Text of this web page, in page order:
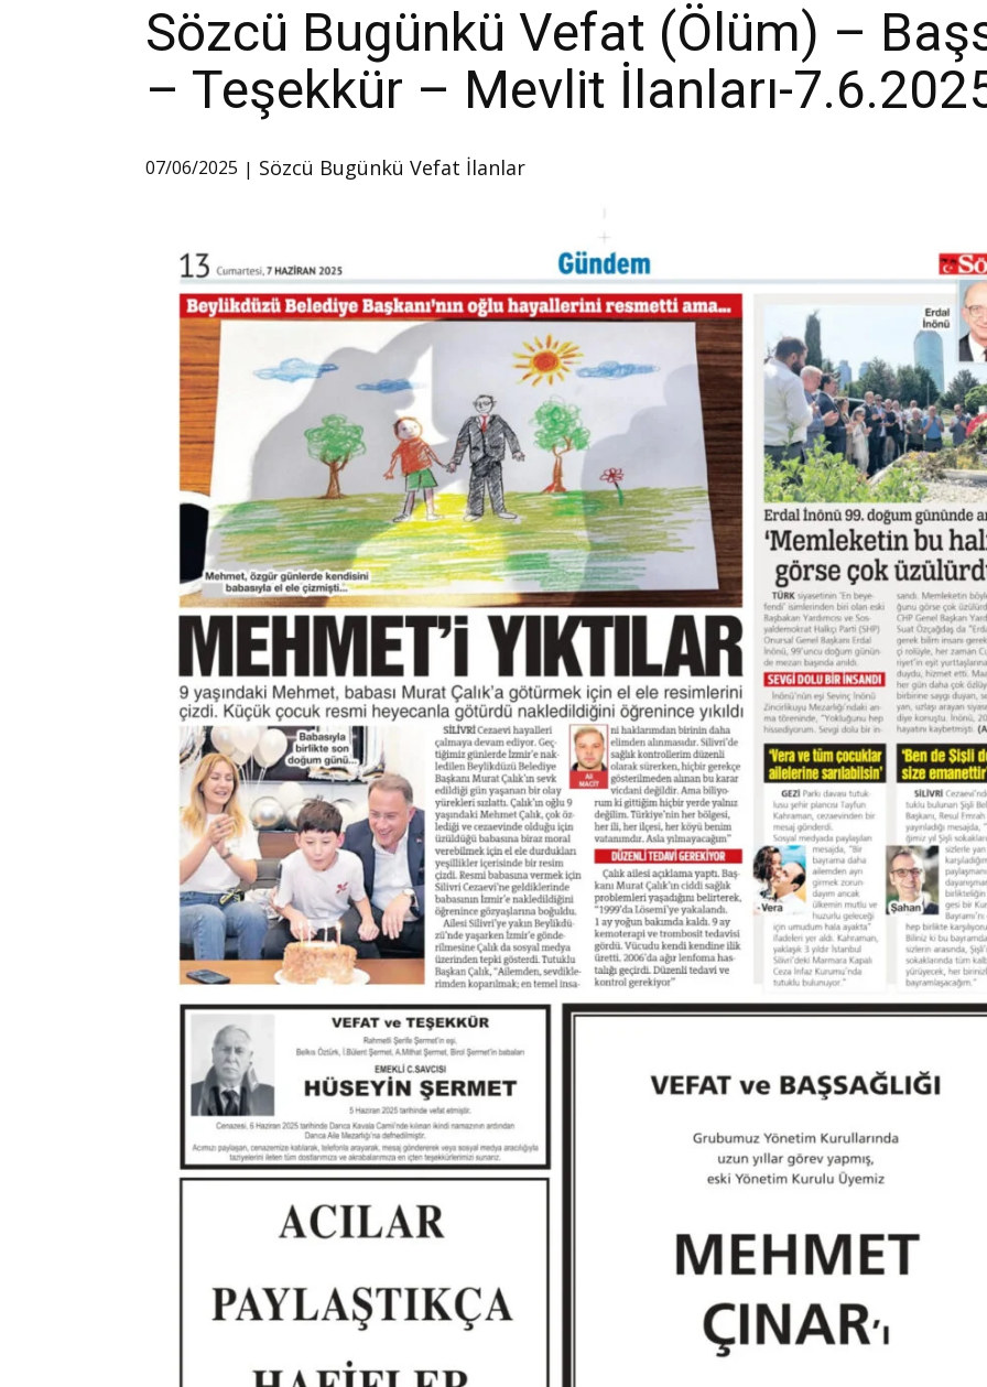
Sözcü Bugünkü Vefat (Ölüm) –
– Teşekkür – Mevlit İlanları-
07/06/2025 Sözcü Bugünkü Vefat İlanlar